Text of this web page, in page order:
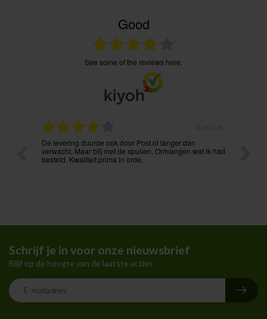
Good
see some of the reviews here.
Voordelige prijzen en vlekkeloze levering. Ook via mail
onmiddellijk bereikbaar. Aanrader !
Schrijf je in voor onze nieuwsbrief
Blijf op de hoogte van de laatste acties